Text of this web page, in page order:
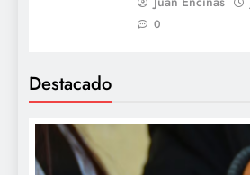
0
Destacado